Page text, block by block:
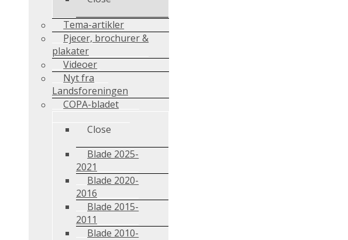
Tema-artikler
Pjecer, brochurer &
plakater
Videoer
Nyt fra
Landsforeningen
COPA-bladet
Close
Blade 2025-
2021
Blade 2020-
2016
Blade 2015-
2011
Blade 2010-